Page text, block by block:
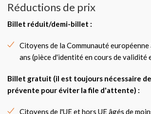
Réductions de prix
Billet réduit/demi-billet :
Citoyens de la Communauté européenne
ans (pièce d'identité en cours de validité
Billet gratuit (il est toujours nécessaire
prévente pour éviter la file d'attente) :
Citoyens de l'UE et hors UE âgés de